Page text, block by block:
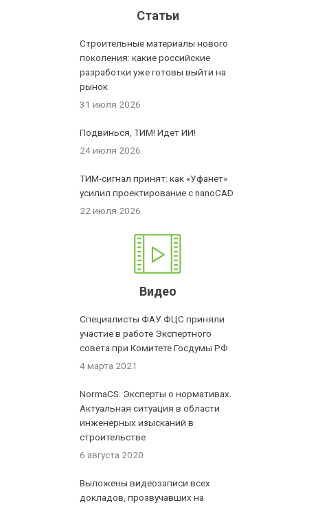
Статьи
Строительные материалы нового
поколения: какие российские
разработки уже готовы выйти на
рынок
31 июля 2026
Подвинься, ТИМ! Идет ИИ!
24 июля 2026
ТИМ-сигнал принят: как «Уфанет»
усилил проектирование с nanoCAD
22 июля 2026
Видео
Специалисты ФАУ ФЦС приняли
участие в работе Экспертного
совета при Комитете Госдумы РФ
4 марта 2021
NormaCS. Эксперты о нормативах.
Актуальная ситуация в области
инженерных изысканий в
строительстве
6 августа 2020
Выложены видеозаписи всех
докладов, прозвучавших на